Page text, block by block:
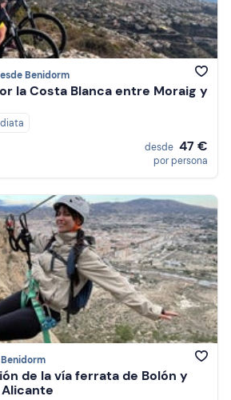
Benidorm
la Costa Blanca entre Moraig y
desde 47 €
por persona
de la vía ferrata de Bolón y